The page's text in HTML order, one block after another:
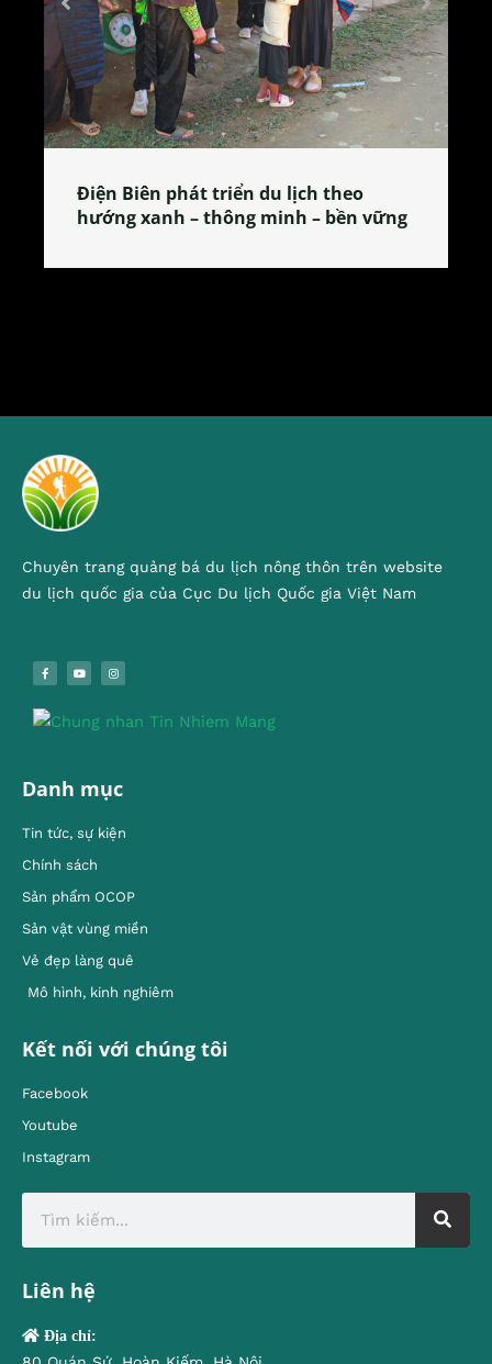
Làng làm bánh tẻ Phú Nhi – nơi lan
tỏa đặc sản xứ Đoài
Chuyên trang quảng bá du lịch nông thôn trên website
du lịch quốc gia của Cục Du lịch Quốc gia Việt Nam
Danh mục
Tin tức, sự kiện
Chính sách
Sản phẩm OCOP
Sản vật vùng miền
Vẻ đẹp làng quê
Mô hình, kinh nghiêm
Kết nối với chúng tôi
Facebook
Youtube
Instagram
Liên hệ
Địa chỉ: